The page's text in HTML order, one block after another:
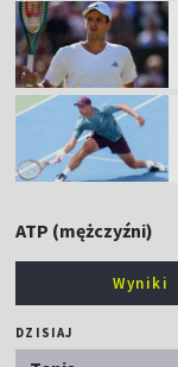
ATP (mężczyźni)
Wyniki
DZISIAJ